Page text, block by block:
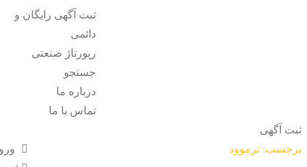
ثبت آگهی رایگان و
دائمی
رپورتاژ صنعتی
جستجو
درباره ما
تماس با ما
ثبت آگهی
برچسب: ترموود